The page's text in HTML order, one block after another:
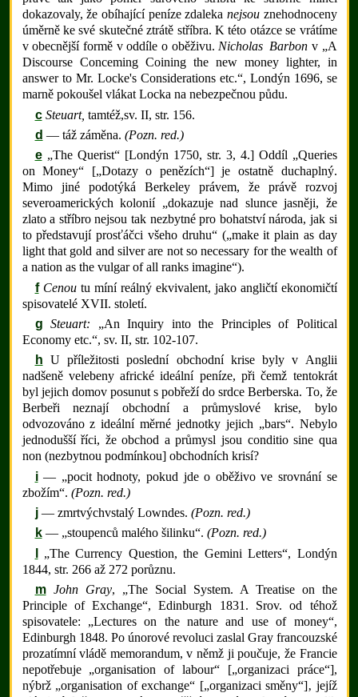
dokazovaly, že obíhající peníze zdaleka nejsou znehodnoceny
úměrně ke své skutečné ztrátě stříbra. K této otázce se vrátíme
v obecnější formě v oddíle o oběživu.Nicholas Barbon v „A
Discourse Conceming Coining the new money lighter, in
answer to Mr. Locke's Considerations etc.“, Londýn 1696, se
marně pokoušel vlákat Locka na nebezpečnou půdu.
c Steuart, tamtéž,sv. II, str. 156.
d — táž záměna. (Pozn. red.)
e„The Querist“ [Londýn 1750, str. 3, 4.] Oddíl „Queries
on Money“ [„Dotazy o penězích“] je ostatně duchaplný.
Mimo jiné podotýká Berkeley právem, že právě rozvoj
severoamerických kolonií „dokazuje nad slunce jasněji, že
zlato a stříbro nejsou tak nezbytné pro bohatství národa, jak si
to představují prosťáčci všeho druhu“ („make it plain as day
light that gold and silver are not so necessary for the wealth of
a nation as the vulgar of all ranks imagine“).
f Cenoutu míní reálný ekvivalent, jako angličtí ekonomičtí
spisovatelé XVII. století.
g Steuart: „An Inquiry into the Principles of Political
Economy etc.“, sv. II, str. 102-107.
h U příležitosti poslední obchodní krise byly v Anglii
nadšeně velebeny africké ideální peníze, při čemž tentokrát
byl jejich domov posunut s pobřeží do srdce Berberska. To, že
Berbeři neznají obchodní a průmyslové krise, bylo
odvozováno z ideální měrné jednotky jejich „bars“. Nebylo
jednodušší říci, že obchod a průmysl jsou conditio sine qua
non (nezbytnou podmínkou] obchodních krisí?
i— „pocit hodnoty, pokud jde o oběživo ve srovnání se
zbožím“. (Pozn. red.)
j— zmrtvýchvstalý Lowndes. (Pozn. red.)
k— „stoupenců malého šilinku“. (Pozn. red.)
„The Currency Question, the Gemini Letters“, Londýn
1844, str. 266 až 272 porůznu.
m John Gray, „The Social System. A Treatise on the
Principle of Exchange“, Edinburgh 1831. Srov. od téhož
spisovatele: „Lectures on the nature and use of money“,
Edinburgh 1848. Po únorové revoluci zaslal Gray francouzské
prozatímní vládě memorandum, v němž ji poučuje, že Francie
nepotřebuje „organisation of labour“ [„organizaci práce“],
nýbrž „organisation of exchange“ [„organizaci směny“]‚ jejíž